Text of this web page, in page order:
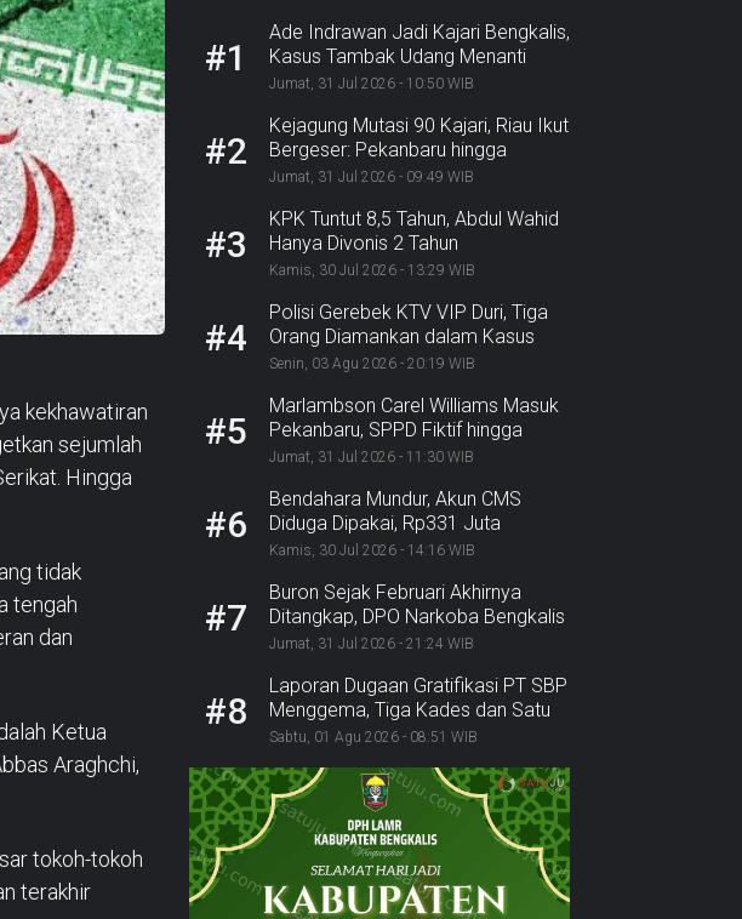
kekhawatiran
sejumlah
Hingga
tidak
tengah
dan
Ketua
Araghchi,
tokoh-tokoh
terakhir
#1
Ade Indrawan Jadi Kajari Bengkalis,
Kasus Tambak Udang Menanti
Jumat, 31 Jul 2026 - 10:50 WIB
#2
Kejagung Mutasi 90 Kajari, Riau Ikut
Bergeser: Pekanbaru hingga
Bengkalis
Jumat, 31 Jul 2026 - 09:49 WIB
#3
KPK Tuntut 8,5 Tahun, Abdul Wahid
Hanya Divonis 2 Tahun
Kamis, 30 Jul 2026 - 13:29 WIB
#4
Polisi Gerebek KTV VIP Duri, Tiga
Orang Diamankan dalam Kasus
Dugaan Ekstasi
Senin, 03 Agu 2026 - 20:19 WIB
#5
Marlambson Carel Williams Masuk
Pekanbaru, SPPD Fiktif hingga
Sosper Menanti
Jumat, 31 Jul 2026 - 11:30 WIB
#6
Bendahara Mundur, Akun CMS
Diduga Dipakai, Rp331 Juta
Disorot: SPKN Desak KPK dan
Kamis, 30 Jul 2026 - 14:16 WIB
#7
Buron Sejak Februari Akhirnya
Ditangkap, DPO Narkoba Bengkalis
Diciduk Bersama 2 Rekannya
Jumat, 31 Jul 2026 - 21:24 WIB
#8
Laporan Dugaan Gratifikasi PT SBP
Menggema, Tiga Kades dan Satu
Lurah Inhu Diseret ke Kejaksaan
Sabtu, 01 Agu 2026 - 08:51 WIB